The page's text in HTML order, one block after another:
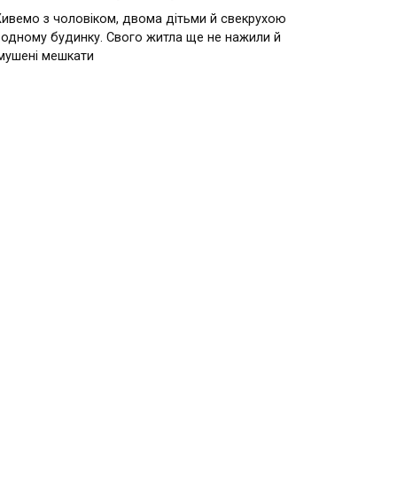
з чоловіком, двома дітьми й свекрухою
будинку. Свого житла ще не нажили й
мешкати